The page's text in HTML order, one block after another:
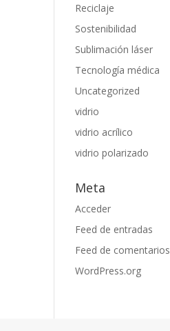
Reciclaje
Sostenibilidad
Sublimación láser
Tecnología médica
Uncategorized
vidrio
vidrio acrílico
vidrio polarizado
Meta
Acceder
Feed de entradas
Feed de comentarios
WordPress.org